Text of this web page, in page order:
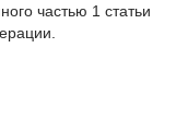
частью 1 статьи